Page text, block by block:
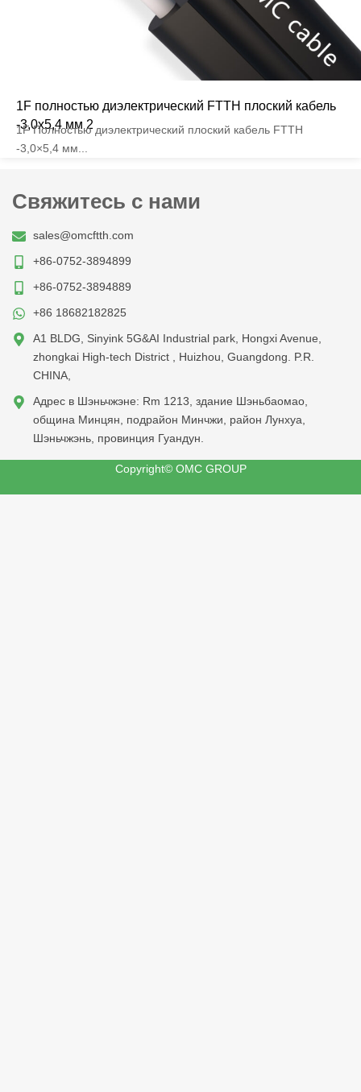
1F полностью диэлектрический FTTH плоский кабель
-3,0x5,4 мм 2
1F Полностью диэлектрический плоский кабель FTTH
-3,0×5,4 мм...
Свяжитесь с нами
sales@omcftth.com
+86-0752-3894899
+86-0752-3894889
+86 18682182825
A1 BLDG, Sinyink 5G&AI Industrial park, Hongxi Avenue,
zhongkai High-tech District , Huizhou, Guangdong. P.R.
CHINA,
Адрес в Шэньчжэне: Rm 1213, здание Шэньбаомао,
община Минцян, подрайон Минчжи, район Лунхуа,
Шэньчжэнь, провинция Гуандун.
Copyright© OMC GROUP